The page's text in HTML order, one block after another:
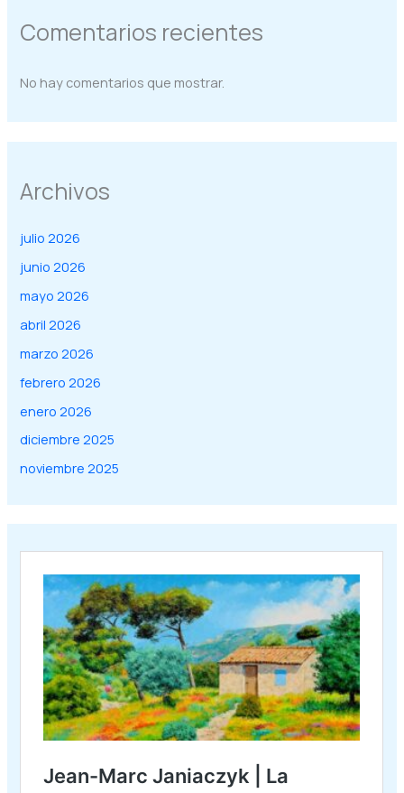
Comentarios recientes
No hay comentarios que mostrar.
Archivos
julio 2026
junio 2026
mayo 2026
abril 2026
marzo 2026
febrero 2026
enero 2026
diciembre 2025
noviembre 2025